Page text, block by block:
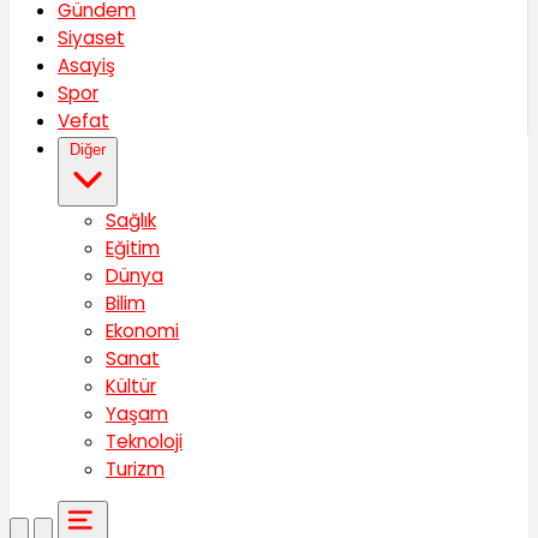
Gündem
Siyaset
Asayiş
Spor
Vefat
Diğer
Sağlık
Eğitim
Dünya
Bilim
Ekonomi
Sanat
Kültür
Yaşam
Teknoloji
Turizm